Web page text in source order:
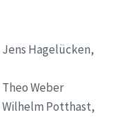
Jens Hagelücken,
Theo Weber
Wilhelm Potthast,